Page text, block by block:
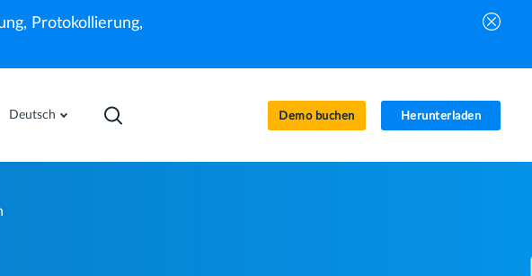
Protokollierung,
Deutsch Demo buchen Herunterladen